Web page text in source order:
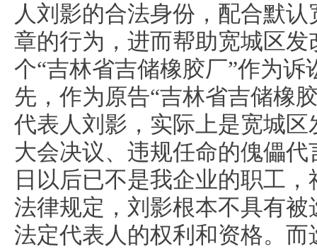
人刘影的合法身份，配合默
章的行为，进而帮助宽城区
个“吉林省吉储橡胶厂”作为
先，作为原告“吉林省吉储橡
代表人刘影，实际上是宽城
大会决议、违规任命的傀儡代
日以后已不是我企业的职工
法律规定，刘影根本不具有
法定代表人的权利和资格。